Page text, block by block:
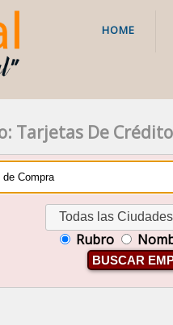
HOME
Tarjetas De
Todas las Ciudades
Rubro
BUSCAR